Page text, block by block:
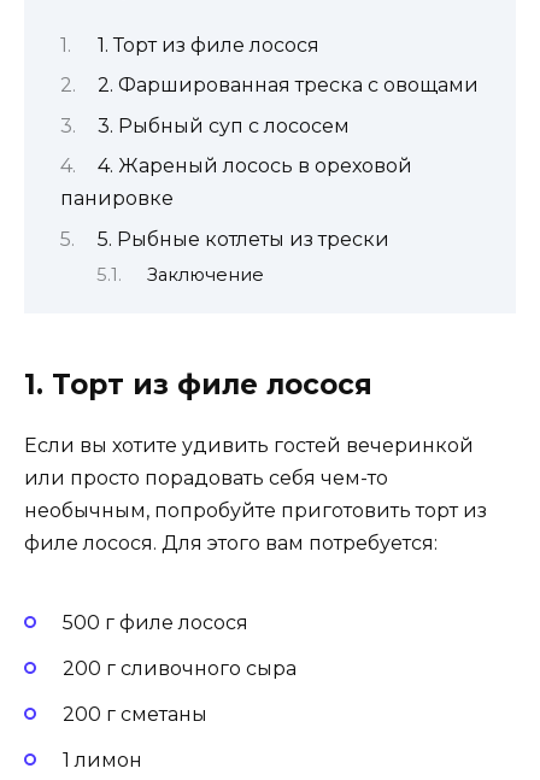
1. Торт из филе лосося
2. Фаршированная треска с овощами
3. Рыбный суп с лососем
4. Жареный лосось в ореховой
панировке
5. Рыбные котлеты из трески
Заключение
1. Торт из филе лосося
Если вы хотите удивить гостей вечеринкой
или просто порадовать себя чем-то
необычным, попробуйте приготовить торт из
филе лосося. Для этого вам потребуется:
500 г филе лосося
200 г сливочного сыра
200 г сметаны
1 лимон